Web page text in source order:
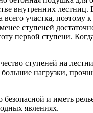
внутренних
участка,
ступеней
первой ступени.
ступеней на
нагрузки,
и иметь
явлениях.